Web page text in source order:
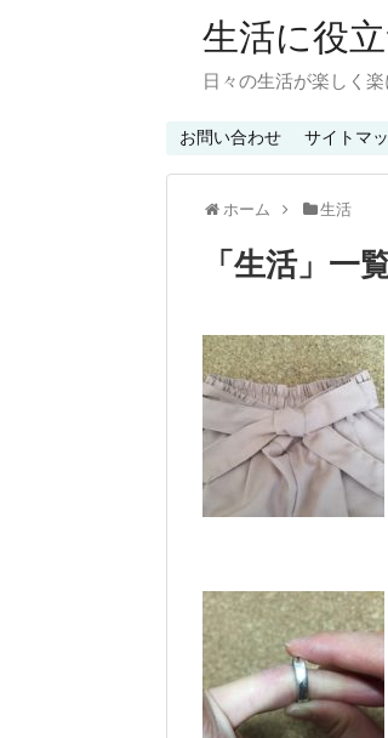
生活に役
日々の生活が楽しく
お問い合わせ サイトマ
ホーム 生活
「 生活」 一